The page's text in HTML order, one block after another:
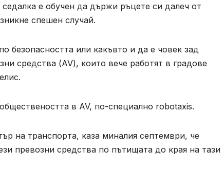
е обучен да държи ръцете си далеч от
спешен случай.
безопасността или какъвто и да е човек зад
средства (AV), които вече работят в градове
в AV, по-специално robotaxis.
на транспорта, каза миналия септември, че
превозни средства по пътищата до края на тази